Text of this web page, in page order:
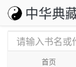
中华典
首页